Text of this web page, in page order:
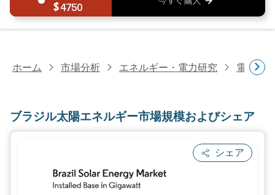
4750
ホーム 市場分析 エネルギー・電力研究 電力研究
ブラジル太陽エネルギー市場規模およびシェア
シェア